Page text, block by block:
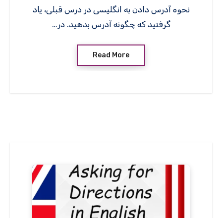
نحوه آدرس دادن به انگلیسی در درس قبلی، یاد
گرفتید که چگونه آدرس بدهید. در…
Read More